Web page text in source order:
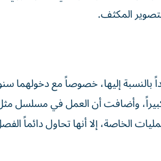
المكثف.
إليها، خصوصاً مع دخولهما
الخاصة، إلا أنها تحاول دائماً